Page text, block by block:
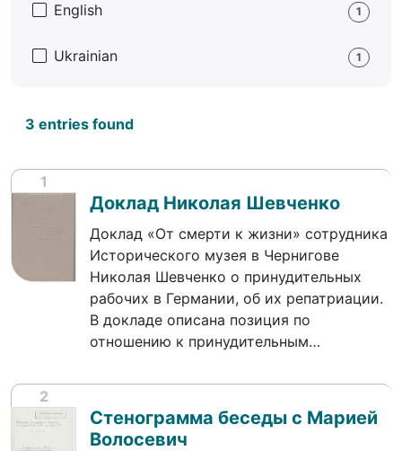
3 entries found
1
Доклад Николая Шевченко
Доклад «От смерти к жизни» сотрудника
Исторического музея в Чернигове
Николая Шевченко о принудительных
рабочих в Германии, об их репатриации.
В докладе описана позиция по
отношению к принудительным…
2
Стенограмма беседы с Марией
Волосевич
English 1
Ukrainian 1